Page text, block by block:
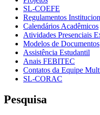
SL-COEFE
Regulamentos
Calendários Acadêmicos
Atividades Presenciais
Modelos de Documentos
Assistência Estudantil
Anais FEBITEC
Contatos da Equipe
SL-CORAC
Pesquisa